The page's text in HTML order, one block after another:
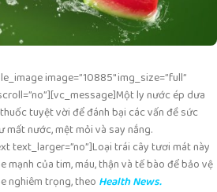
image=”10885″ img_size=”full”
Một ly nước ép dưa
tuyệt vời để đánh bại các vấn đề sức
mất nước, mệt mỏi và say nắng.
text_larger=”no”]Loại trái cây tươi mát này
mạnh của tim, máu, thận và tế bào để bảo vệ
nghiêm trọng, theo Health News.